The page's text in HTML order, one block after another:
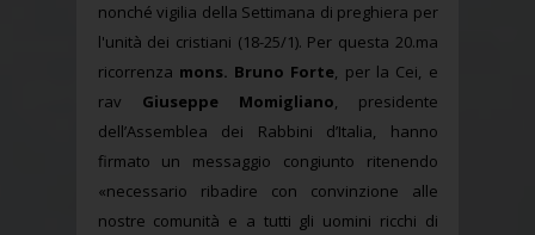
nonché vigilia della Settimana di preghiera per
l'unità dei cristiani (18-25/1). Per questa 20.ma
ricorrenza mons. Bruno Forte, per la Cei, e
rav Giuseppe Momigliano, presidente
dell’Assemblea dei Rabbini d’Italia, hanno
firmato un messaggio congiunto ritenendo
«necessario ribadire con convinzione alle
nostre comunità e a tutti gli uomini ricchi di